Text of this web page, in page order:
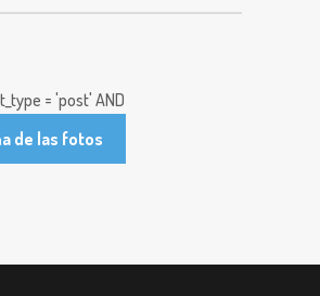
= 'post' AND
de las fotos